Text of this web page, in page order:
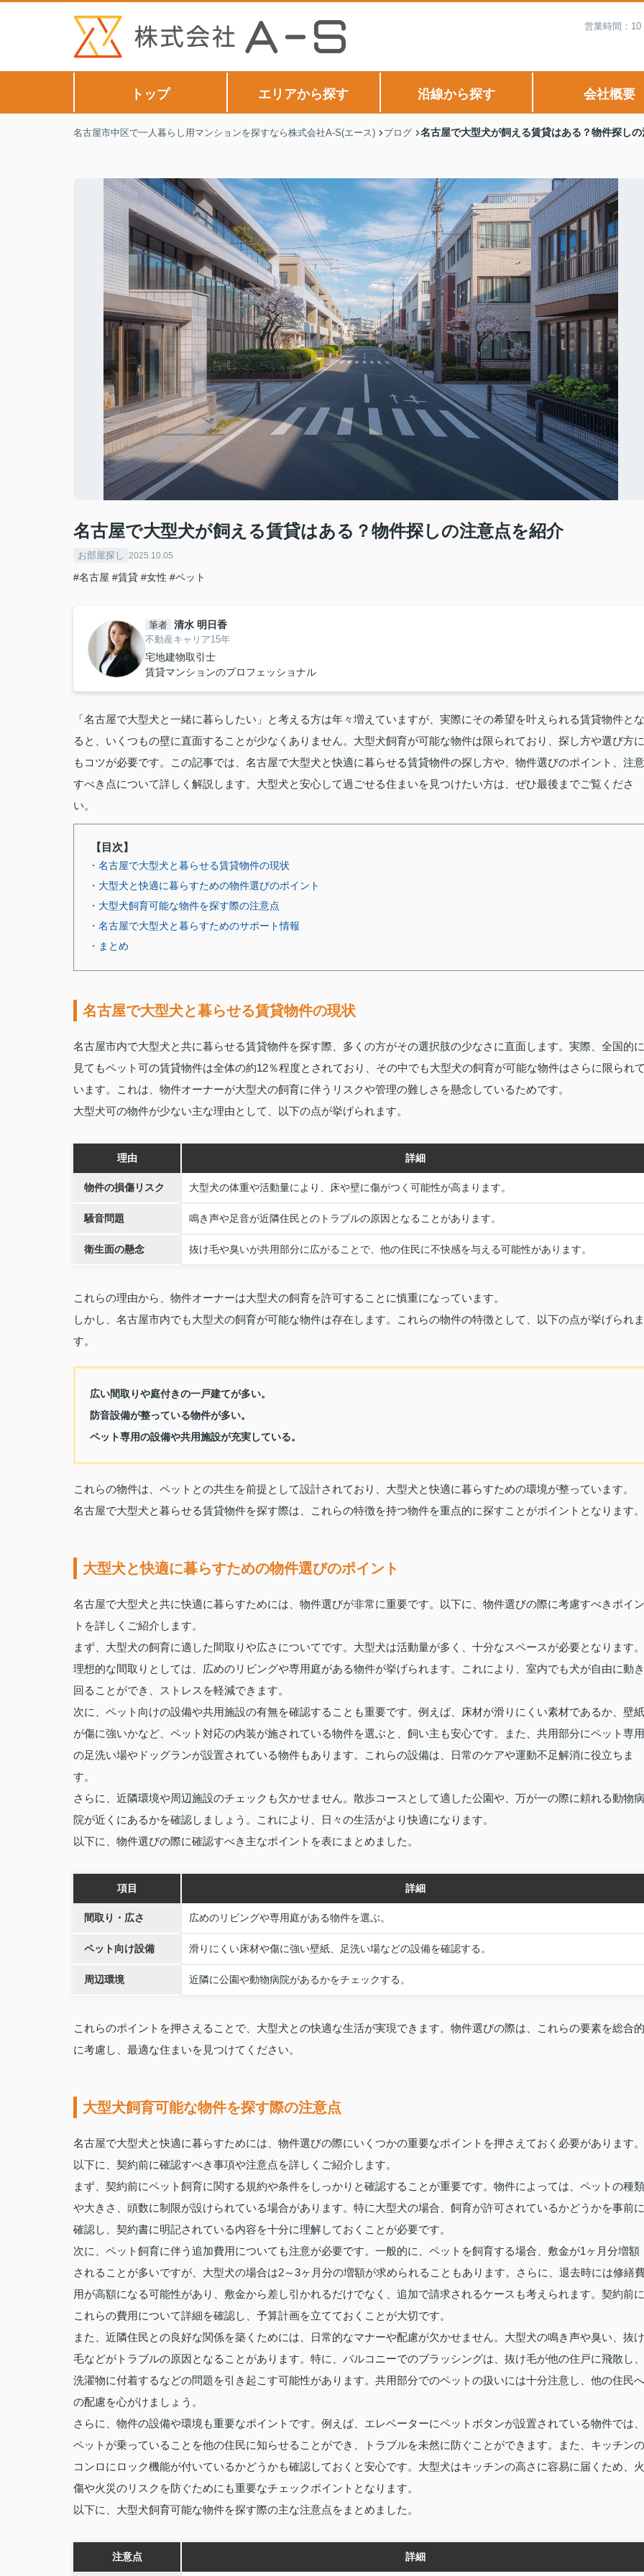
営業時間：
トップ エリアから探す 沿線から探す 会社概要
名古屋市中区で一人暮らし用マンションを探すなら株式会社A-S(エース) ブログ 名古屋で大型犬が飼える賃貸はある？物件探し
名古屋で大型犬が飼える賃貸はある？物件探しの注意点を紹介
お部屋探し 2025.10.05
#名古屋 #賃貸 #女性 #ペット
筆者 清水 明日香
不動産キャリア15年
宅地建物取引士
賃貸マンションのプロフェッショナル
「名古屋で大型犬と一緒に暮らしたい」と考える方は年々増えていますが、実際にその希望を叶えられる賃貸物件とな
ると、いくつもの壁に直面することが少なくありません。大型犬飼育が可能な物件は限られており、探し方や選び方に
もコツが必要です。この記事では、名古屋で大型犬と快適に暮らせる賃貸物件の探し方や、物件選びのポイント、注意
すべき点について詳しく解説します。大型犬と安心して過ごせる住まいを見つけたい方は、ぜひ最後までご覧くださ
い。
【目次】
・名古屋で大型犬と暮らせる賃貸物件の現状
・大型犬と快適に暮らすための物件選びのポイント
・大型犬飼育可能な物件を探す際の注意点
・名古屋で大型犬と暮らすためのサポート情報
・まとめ
名古屋で大型犬と暮らせる賃貸物件の現状
名古屋市内で大型犬と共に暮らせる賃貸物件を探す際、多くの方がその選択肢の少なさに直面します。実際、全国的に
見てもペット可の賃貸物件は全体の約12％程度とされており、その中でも大型犬の飼育が可能な物件はさらに限られ
います。これは、物件オーナーが大型犬の飼育に伴うリスクや管理の難しさを懸念しているためです。
大型犬可の物件が少ない主な理由として、以下の点が挙げられます。
理由 詳細
物件の損傷リスク 大型犬の体重や活動量により、床や壁に傷がつく可能性が高まります。
騒音問題 鳴き声や足音が近隣住民とのトラブルの原因となることがあります。
衛生面の懸念 抜け毛や臭いが共用部分に広がることで、他の住民に不快感を与える可能性があります。
これらの理由から、物件オーナーは大型犬の飼育を許可することに慎重になっています。
しかし、名古屋市内でも大型犬の飼育が可能な物件は存在します。これらの物件の特徴として、以下の点が挙げられま
す。
広い間取りや庭付きの一戸建てが多い。
防音設備が整っている物件が多い。
ペット専用の設備や共用施設が充実している。
これらの物件は、ペットとの共生を前提として設計されており、大型犬と快適に暮らすための環境が整っています。
名古屋で大型犬と暮らせる賃貸物件を探す際は、これらの特徴を持つ物件を重点的に探すことがポイントとなります。
大型犬と快適に暮らすための物件選びのポイント
名古屋で大型犬と共に快適に暮らすためには、物件選びが非常に重要です。以下に、物件選びの際に考慮すべきポイン
トを詳しくご紹介します。
まず、大型犬の飼育に適した間取りや広さについてです。大型犬は活動量が多く、十分なスペースが必要となります。
理想的な間取りとしては、広めのリビングや専用庭がある物件が挙げられます。これにより、室内でも犬が自由に動き
回ることができ、ストレスを軽減できます。
次に、ペット向けの設備や共用施設の有無を確認することも重要です。例えば、床材が滑りにくい素材であるか、壁紙
が傷に強いかなど、ペット対応の内装が施されている物件を選ぶと、飼い主も安心です。また、共用部分にペット専用
の足洗い場やドッグランが設置されている物件もあります。これらの設備は、日常のケアや運動不足解消に役立ちま
す。
さらに、近隣環境や周辺施設のチェックも欠かせません。散歩コースとして適した公園や、万が一の際に頼れる動物病
院が近くにあるかを確認しましょう。これにより、日々の生活がより快適になります。
以下に、物件選びの際に確認すべき主なポイントを表にまとめました。
項目 詳細
間取り・広さ 広めのリビングや専用庭がある物件を選ぶ。
ペット向け設備 滑りにくい床材や傷に強い壁紙、足洗い場などの設備を確認する。
周辺環境 近隣に公園や動物病院があるかをチェックする。
これらのポイントを押さえることで、大型犬との快適な生活が実現できます。物件選びの際は、これらの要素を総合的
に考慮し、最適な住まいを見つけてください。
大型犬飼育可能な物件を探す際の注意点
名古屋で大型犬と快適に暮らすためには、物件選びの際にいくつかの重要なポイントを押さえておく必要があります。
以下に、契約前に確認すべき事項や注意点を詳しくご紹介します。
まず、契約前にペット飼育に関する規約や条件をしっかりと確認することが重要です。物件によっては、ペットの種類
や大きさ、頭数に制限が設けられている場合があります。特に大型犬の場合、飼育が許可されているかどうかを事前に
確認し、契約書に明記されている内容を十分に理解しておくことが必要です。
次に、ペット飼育に伴う追加費用についても注意が必要です。一般的に、ペットを飼育する場合、敷金が1ヶ月分増額
されることが多いですが、大型犬の場合は2～3ヶ月分の増額が求められることもあります。さらに、退去時には修繕
用が高額になる可能性があり、敷金から差し引かれるだけでなく、追加で請求されるケースも考えられます。契約前に
これらの費用について詳細を確認し、予算計画を立てておくことが大切です。
また、近隣住民との良好な関係を築くためには、日常的なマナーや配慮が欠かせません。大型犬の鳴き声や臭い、抜け
毛などがトラブルの原因となることがあります。特に、バルコニーでのブラッシングは、抜け毛が他の住戸に飛散し、
洗濯物に付着するなどの問題を引き起こす可能性があります。共用部分でのペットの扱いには十分注意し、他の住民へ
の配慮を心がけましょう。
さらに、物件の設備や環境も重要なポイントです。例えば、エレベーターにペットボタンが設置されている物件では、
ペットが乗っていることを他の住民に知らせることができ、トラブルを未然に防ぐことができます。また、キッチンの
コンロにロック機能が付いているかどうかも確認しておくと安心です。大型犬はキッチンの高さに容易に届くため、火
傷や火災のリスクを防ぐためにも重要なチェックポイントとなります。
以下に、大型犬飼育可能な物件を探す際の主な注意点をまとめました。
注意点 詳細